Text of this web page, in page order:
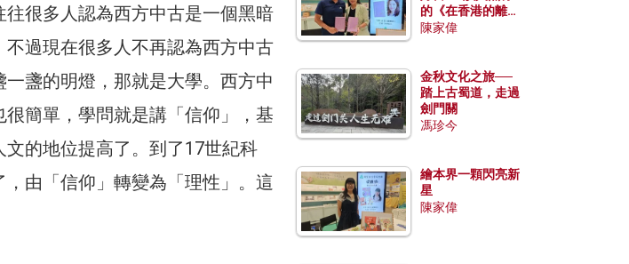
很多人認為西方中古是一個黑暗
過現在很多人不再認為西方中古
盞的明燈，那就是大學。西方中
簡單，學問就是講「信仰」，基
的地位提高了。到了17世紀科
由「信仰」轉變為「理性」。這
的《在香港的離島
種菜》
陳家偉
金秋文化之旅──
踏上古蜀道，走過
劍門關
馮珍今
繪本界一顆閃亮新
星
陳家偉